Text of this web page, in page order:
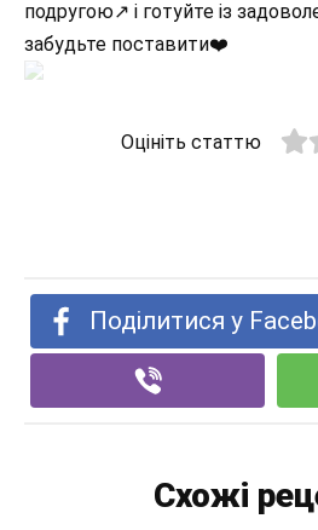
подругою↗️ і готуйте із
забудьте поставити❤️
Оцініть статтю
Поділитися у
Схожі